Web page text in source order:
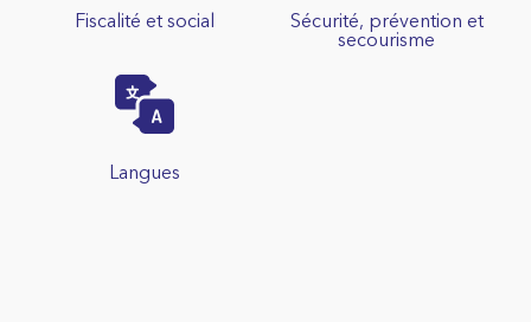
Fiscalité et social
Sécurité, prévention et
secourisme
Langues